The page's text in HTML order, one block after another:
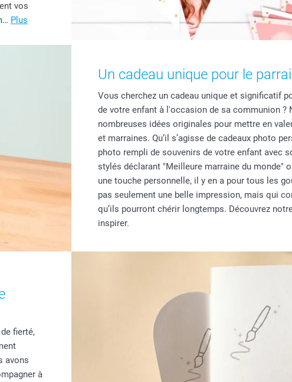
vos
Plus
Un cadeau unique pour le
Vous cherchez un cadeau unique et significatif
de votre enfant à l'occasion de sa communion
nombreuses idées originales pour mettre en
et marraines. Qu’il s’agisse de cadeaux photo
photo rempli de souvenirs de votre enfant avec
stylés déclarant "Meilleure marraine du monde"
une touche personnelle, il y en a pour tous les
pas seulement une belle impression, mais qui
qu’ils pourront chérir longtemps. Découvrez
inspirer.
fierté,
avons
à